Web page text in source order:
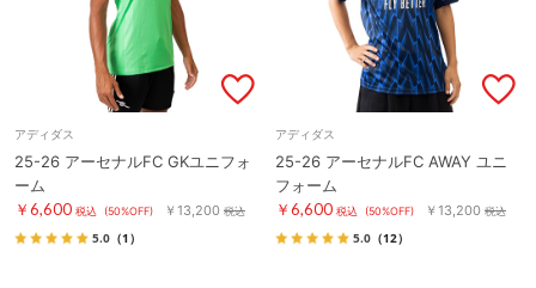
アディダス
25-26 アーセナルFC GKユニフォ
ーム
￥6,600 税込 (50%OFF) ￥13,200 税込
5.0 （1）
アディダス
25-26 アーセナルFC AWAY ユニ
フォーム
￥6,600 税込 (50%OFF) ￥13,200 税込
5.0 （12）